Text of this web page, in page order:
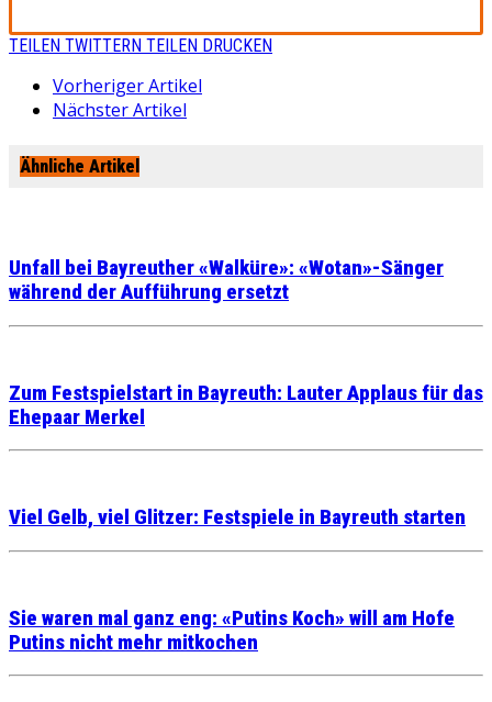
TEILEN TWITTERN TEILEN DRUCKEN
Vorheriger Artikel
Nächster Artikel
Ähnliche Artikel
Unfall bei Bayreuther «Walküre»: «Wotan»-Sänger
während der Aufführung ersetzt
Zum Festspielstart in Bayreuth: Lauter Applaus für das
Ehepaar Merkel
Viel Gelb, viel Glitzer: Festspiele in Bayreuth starten
Sie waren mal ganz eng: «Putins Koch» will am Hofe
Putins nicht mehr mitkochen